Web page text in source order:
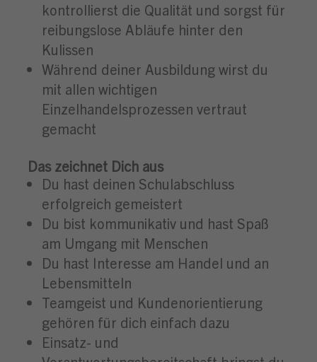
kontrollierst die Qualität und sorgst für
reibungslose Abläufe hinter den
Kulissen
Während deiner Ausbildung wirst du
mit allen wichtigen
Einzelhandelsprozessen vertraut
gemacht
Das zeichnet Dich aus
Du hast deinen Schulabschluss
erfolgreich gemeistert
Du bist kommunikativ und hast Spaß
am Umgang mit Menschen
Du hast Interesse am Handel und an
Lebensmitteln
Teamgeist und Kundenorientierung
gehören für dich einfach dazu
Einsatz- und